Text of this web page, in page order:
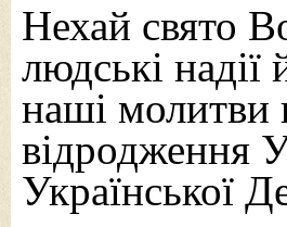
Нехай свято
людські
наші молитви
відродження
Української